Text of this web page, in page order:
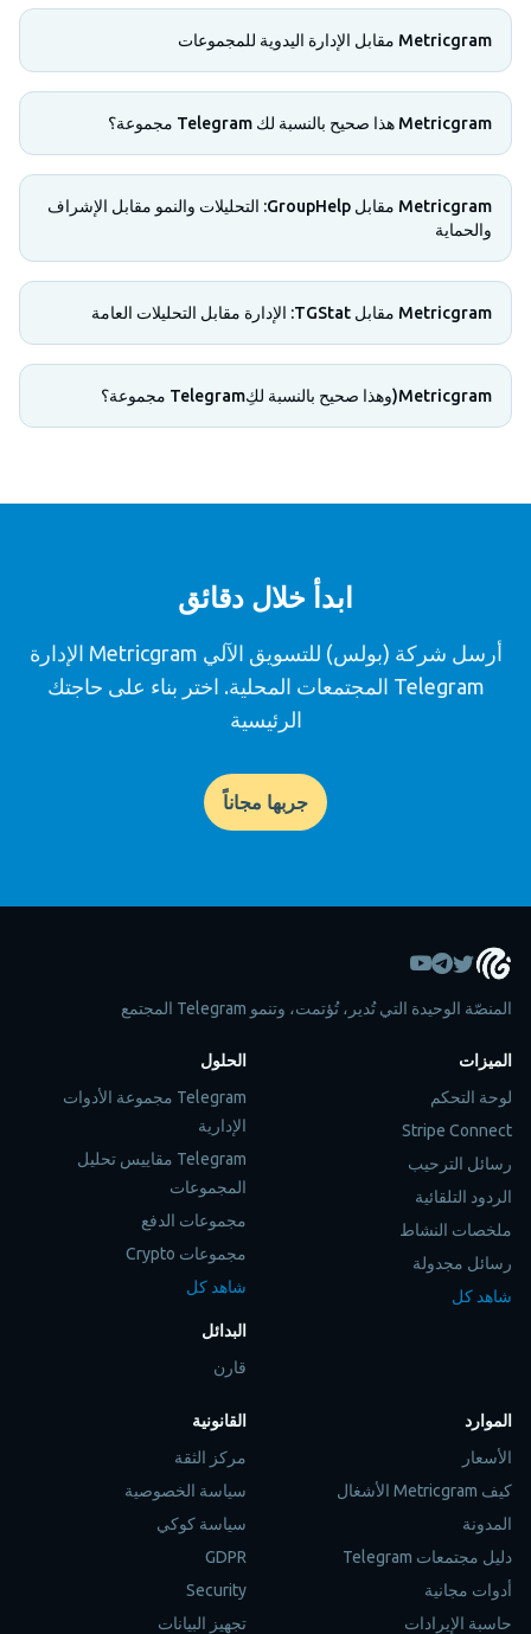
Metricgram مقابل الإدارة اليدوية للمجموعات
Metricgram هذا صحيح بالنسبة لك Telegram مجموعة؟
Metricgram مقابل GroupHelp: التحليلات والنمو مقابل الإشراف
والحماية
Metricgram مقابل TGStat: الإدارة مقابل التحليلات العامة
Metricgram(وهذا صحيح بالنسبة لكِTelegram مجموعة؟
ابدأ خلال دقائق
أرسل شركة (بولس) للتسويق الآلي Metricgram الإدارة
Telegram المجتمعات المحلية. اختر بناء على حاجتك
الرئيسية
جربها مجاناً
المنصّة الوحيدة التي تُدير، تُؤتمت، وتنمو Telegram المجتمع
الميزات
لوحة التحكم
Stripe Connect
رسائل الترحيب
الردود التلقائية
ملخصات النشاط
رسائل مجدولة
شاهد كل
الحلول
Telegram مجموعة الأدوات
الإدارية
Telegram مقاييس تحليل
المجموعات
مجموعات الدفع
مجموعات Crypto
شاهد كل
البدائل
قارن
الموارد
الأسعار
كيف Metricgram الأشغال
المدونة
دليل مجتمعات Telegram
أدوات مجانية
حاسبة الإيرادات
القانونية
مركز الثقة
سياسة الخصوصية
سياسة كوكي
GDPR
Security
تجهيز البيانات